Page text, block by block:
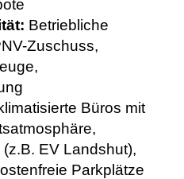
Betriebliche
Zuschuss,
Büros mit
EV Landshut),
Parkplätze